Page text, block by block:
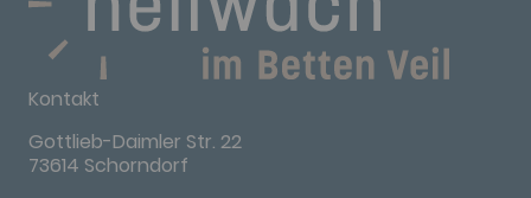
Kontakt
Gottlieb-Daimler Str. 22
73614 Schorndorf